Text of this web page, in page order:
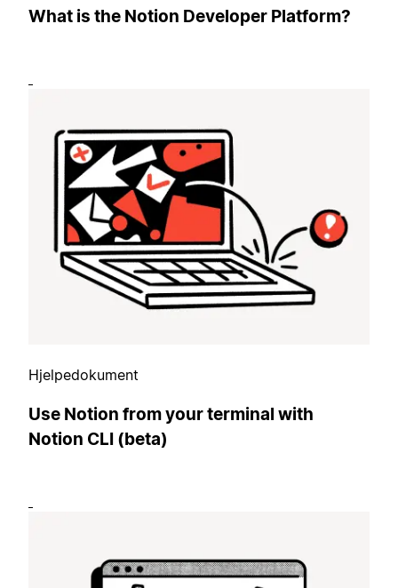
What is the Notion Developer Platform?
Hjelpedokument
Use Notion from your terminal with
Notion CLI (beta)